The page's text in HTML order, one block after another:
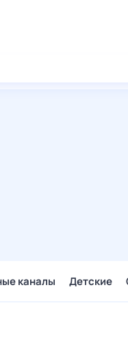
каналы Детские